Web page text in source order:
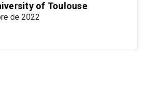
of Toulouse
de 2022